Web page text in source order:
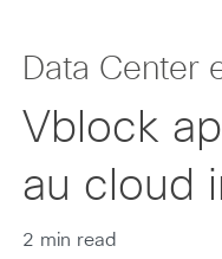
Data Center
Vblock
au cloud
2 min read